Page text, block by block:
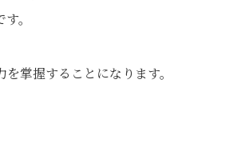
。
掌握することになります。